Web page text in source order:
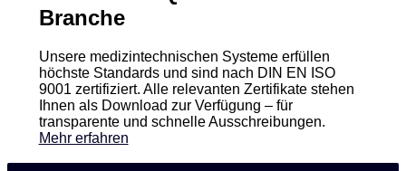
Branche
Unsere medizintechnischen Systeme erfüllen
höchste Standards und sind nach DIN EN ISO
9001 zertifiziert. Alle relevanten Zertifikate stehen
Ihnen als Download zur Verfügung – für
transparente und schnelle Ausschreibungen.
Mehr erfahren